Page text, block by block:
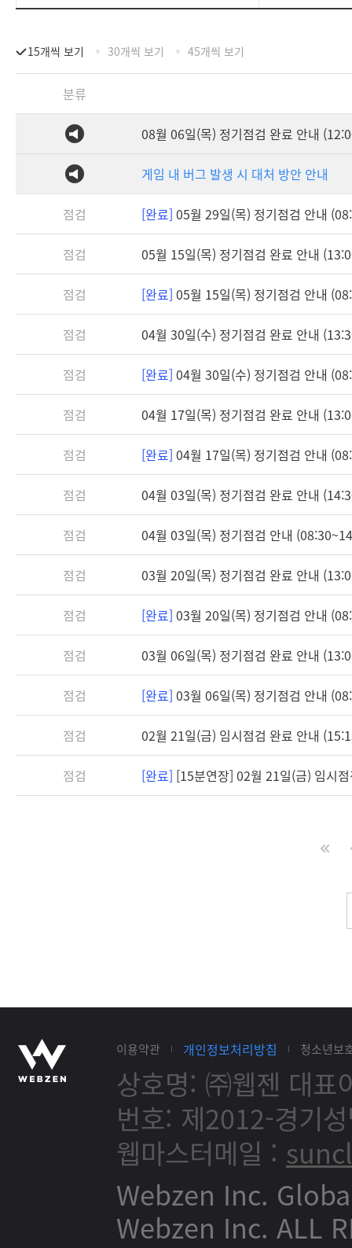
15개씩 보기 30개씩 보기 45개씩 보기
분류
08월 06일(목) 정기점검 완료 안내
게임 내 버그 발생 시 대처 방안 안내
점검 [완료] 05월 29일(목) 정기점검 안내
점검 05월 15일(목) 정기점검 완료 안내
점검 [완료] 05월 15일(목) 정기점검 안내
점검 04월 30일(수) 정기점검 완료 안내
점검 [완료] 04월 30일(수) 정기점검 안내
점검 04월 17일(목) 정기점검 완료 안내
점검 [완료] 04월 17일(목) 정기점검 안내
점검 04월 03일(목) 정기점검 완료 안내
점검 04월 03일(목) 정기점검 안내
점검 03월 20일(목) 정기점검 완료 안내
점검 [완료] 03월 20일(목) 정기점검 안내
점검 03월 06일(목) 정기점검 완료 안내
점검 [완료] 03월 06일(목) 정기점검 안내
점검 02월 21일(금) 임시점검 완료 안내
점검 [완료] [15분연장] 02월 21일(금) 임시
이용약관 개인정보처리방침 청소년보
상호명: ㈜웹젠 대표
번호: 제2012-경기
웹마스터메일 :
Webzen Inc.
Webzen Inc. ALL